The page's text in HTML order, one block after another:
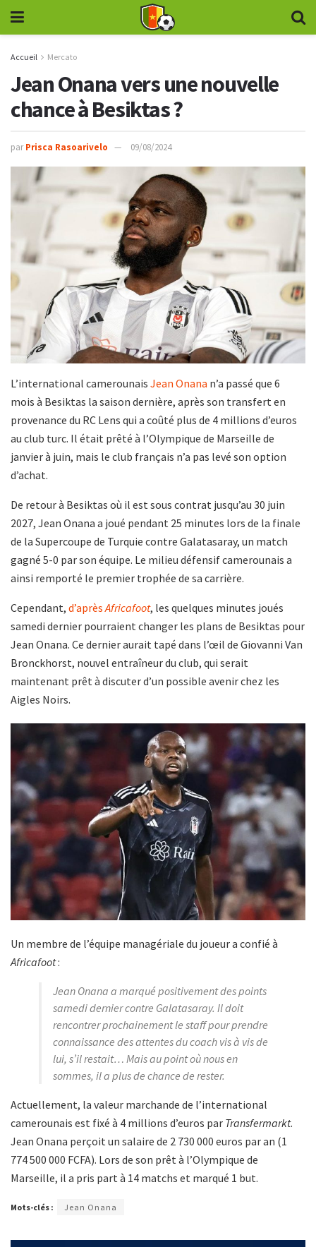
Accueil Mercato
Jean Onana vers une nouvelle
chance à Besiktas ?
par Prisca Rasoarivelo 09/08/2024
L’international camerounais Jean Onana n’a passé que 6
mois à Besiktas la saison dernière, après son transfert en
provenance du RC Lens qui a coûté plus de 4 millions d’euros
au club turc. Il était prêté à l’Olympique de Marseille de
janvier à juin, mais le club français n’a pas levé son option
d’achat.
De retour à Besiktas où il est sous contrat jusqu’au 30 juin
2027, Jean Onana a joué pendant 25 minutes lors de la finale
de la Supercoupe de Turquie contre Galatasaray, un match
gagné 5-0 par son équipe. Le milieu défensif camerounais a
ainsi remporté le premier trophée de sa carrière.
Cependant, d’aprèsAfricafoot, les quelques minutes joués
samedi dernier pourraient changer les plans de Besiktas pour
Jean Onana. Ce dernier aurait tapé dans l’œil de Giovanni Van
Bronckhorst, nouvel entraîneur du club, qui serait
maintenant prêt à discuter d’un possible avenir chez les
Aigles Noirs.
Un membre de l’équipe managériale du joueur a confié à
Africafoot:
Jean Onana a marqué positivement des points
samedi dernier contre Galatasaray. Il doit
rencontrer prochainement le staff pour prendre
connaissance des attentes du coach vis à vis de
lui, s’il restait… Mais au point où nous en
sommes, il a plus de chance de rester.
Actuellement, la valeur marchande de l’international
camerounais est fixé à 4 millions d’euros par Transfermarkt.
Jean Onana perçoit un salaire de 2 730 000 euros par an (1
774 500 000 FCFA). Lors de son prêt à l’Olympique de
Marseille, il a pris part à 14 matchs et marqué 1 but.
Mots-clés : Jean Onana